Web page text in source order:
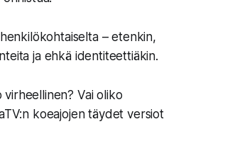
– etenkin,
ja ehkä identiteettiäkin.
Vai oliko
koeajojen täydet versiot